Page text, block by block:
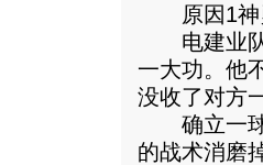
原因1神
电建业队
一大功。他
没收了对方
确立一球
的战术消磨